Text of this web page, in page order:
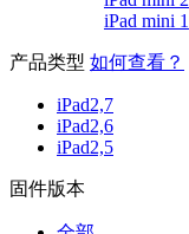
iPad mini 1
产品类型 如何查看？
iPad2,7
iPad2,6
iPad2,5
固件版本